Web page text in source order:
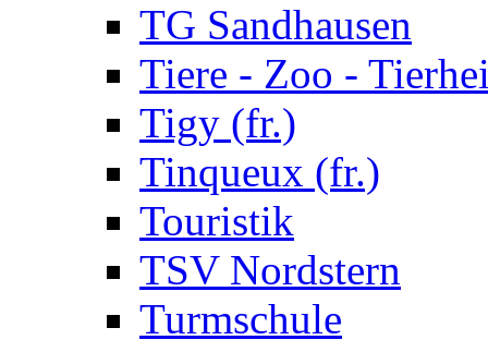
TG Sandhausen
Tiere - Zoo -
Tigy (fr.)
Tinqueux (fr.)
Touristik
TSV Nordstern
Turmschule